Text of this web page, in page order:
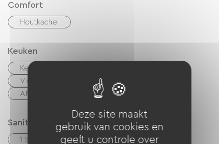
Comfort
Houtkachel
Keuken
Keukentje
Vier
Koelkast
Afwasmachine
Vriezer
Sanitair
1 Salle d'eau (douche)
Deze site maakt
gebruik van cookies en
geeft u controle over